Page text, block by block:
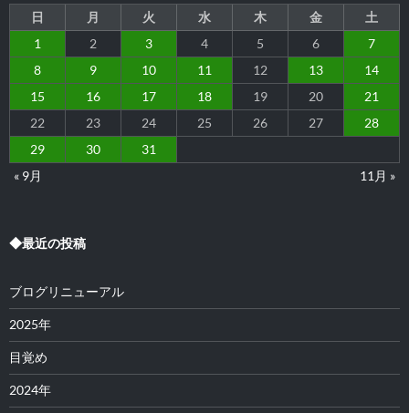
日 月 火 水 木 金
土
1
2 3 4 5 6
7
8
9 10 11 12 13
14
15
16 17 18 19 20
21
22
23 24 25 26 27
28
29
30
31
« 9月
11月 »
◆最近の投稿
ブログリニューアル
2025年
目覚め
2024年